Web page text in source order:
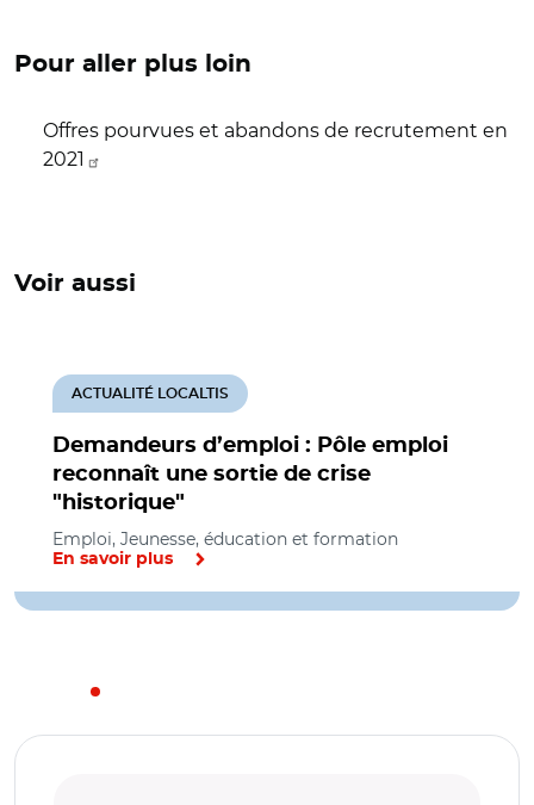
Pour aller plus loin
Offres pourvues et abandons de recrutement en
2021
Voir aussi
Demandeurs d’emploi : Pôle emploi
reconnaît une sortie de crise
"historique"
ACTUALITÉ LOCALTIS
Emploi, Jeunesse, éducation et formation
En savoir plus